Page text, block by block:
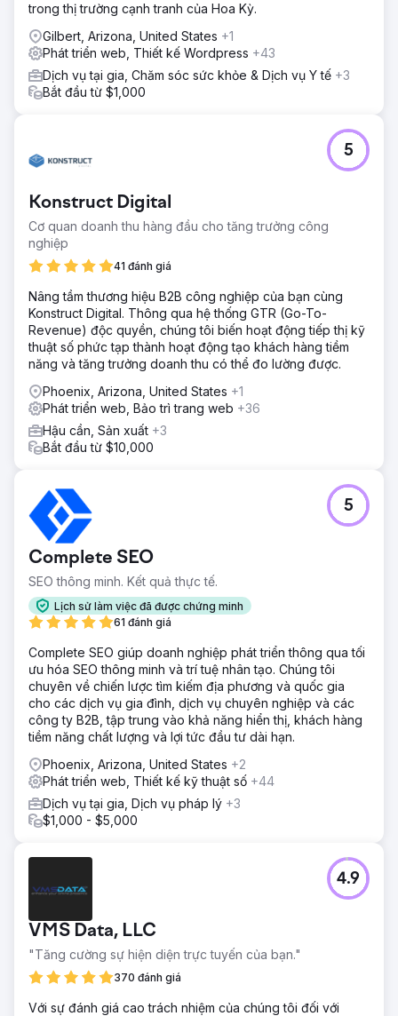
trong thị trường cạnh tranh của Hoa Kỳ.
Gilbert, Arizona, United States +1
Phát triển web, Thiết kế Wordpress +43
Dịch vụ tại gia, Chăm sóc sức khỏe & Dịch vụ Y tế +3
Bắt đầu từ $1,000
Konstruct Digital
Cơ quan doanh thu hàng đầu cho tăng trưởng công
nghiệp
41 đánh giá
5
Nâng tầm thương hiệu B2B công nghiệp của bạn cùng
Konstruct Digital. Thông qua hệ thống GTR (Go-To-
Revenue) độc quyền, chúng tôi biến hoạt động tiếp thị kỹ
thuật số phức tạp thành hoạt động tạo khách hàng tiềm
năng và tăng trưởng doanh thu có thể đo lường được.
Phoenix, Arizona, United States +1
Phát triển web, Bảo trì trang web +36
Hậu cần, Sản xuất +3
Bắt đầu từ $10,000
Complete SEO
SEO thông minh. Kết quả thực tế.
Lịch sử làm việc đã được chứng minh
61 đánh giá
5
Complete SEO giúp doanh nghiệp phát triển thông qua tối
ưu hóa SEO thông minh và trí tuệ nhân tạo. Chúng tôi
chuyên về chiến lược tìm kiếm địa phương và quốc gia
cho các dịch vụ gia đình, dịch vụ chuyên nghiệp và các
công ty B2B, tập trung vào khả năng hiển thị, khách hàng
tiềm năng chất lượng và lợi tức đầu tư dài hạn.
Phoenix, Arizona, United States +2
Phát triển web, Thiết kế kỹ thuật số +44
Dịch vụ tại gia, Dịch vụ pháp lý +3
$1,000 - $5,000
VMS Data, LLC
"Tăng cường sự hiện diện trực tuyến của bạn."
370 đánh giá
4.9
Với sự đánh giá cao trách nhiệm của chúng tôi đối với